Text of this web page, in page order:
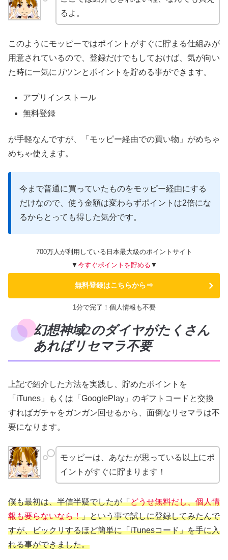
るよ。
このようにモッピーではポイントがすぐに貯まる仕組みが
用意されているので、登録だけでもしておけば、気が向い
た時に一気にガツンとポイントを貯める事ができます。
アプリインストール
無料登録
が手軽なんですが、「モッピー経由での買い物」がめちゃ
めちゃ使えます。
今まで普通に買っていたものをモッピー経由にする
だけなので、使う金額は変わらずポイントは2倍にな
るからとっても得した気分です。
700万人が利用している日本最大級のポイントサイト
▼ 今すぐポイントを貯める ▼
無料登録はこちらから⇒
1分で完了！個人情報も不要
幻想神域2のダイヤがたくさん
あればリセマラ不要
上記で紹介した方法を実践し、貯めたポイントを
「iTunes」もくは「GooglePlay」のギフトコードと交換
すればガチャをガンガン回せるから、面倒なリセマラは不
要になります。
モッピーは、あなたが思っている以上にポ
イントがすぐに貯まります！
僕も最初は、半信半疑でしたが「どうせ無料だし、個人情
報も要らないなら！」という事で試しに登録してみたんで
すが、ビックリするほど簡単に「iTunesコード」を手に入
れる事ができました。